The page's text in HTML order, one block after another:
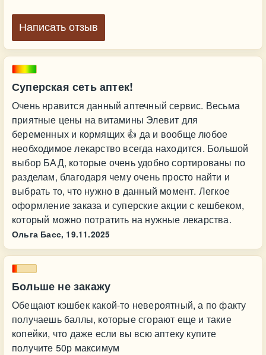
Суперская сеть аптек!
Очень нравится данный аптечный сервис. Весьма
приятные цены на витамины Элевит для
беременных и кормящих 👍 да и вообще любое
необходимое лекарство всегда находится. Большой
выбор БАД, которые очень удобно сортированы по
разделам, благодаря чему очень просто найти и
выбрать то, что нужно в данный момент. Легкое
оформление заказа и суперские акции с кешбеком,
который можно потратить на нужные лекарства.
Ольга Басс, 19.11.2025
Больше не закажу
Обещают кэшбек какой-то невероятный, а по факту
получаешь баллы, которые сгорают еще и такие
копейки, что даже если вы всю аптеку купите
получите 50р максимум
Написать отзыв